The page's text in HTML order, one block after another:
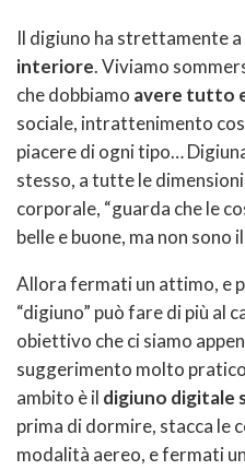
Il digiuno ha strettamente a
interiore. Viviamo
che dobbiamo avere tutto
sociale, intrattenimento
piacere di ogni tipo…
stesso, a tutte le
corporale, “guarda che le
belle e buone, ma non sono
Allora fermati un attimo, e
“digiuno” può fare di più al
obiettivo che ci siamo
suggerimento molto
ambito è il digiuno digitale
prima di dormire, stacca le
modalità aereo, e fermati